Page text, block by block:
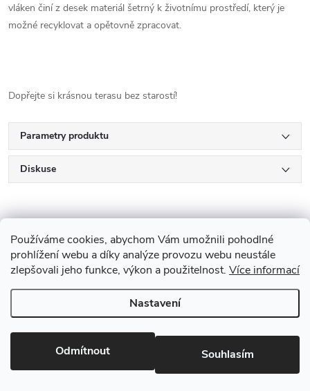
Používáme cookies, abychom Vám umožnili pohodlné
prohlížení webu a díky analýze provozu webu neustále
zlepšovali jeho funkce, výkon a použitelnost. Více informací
Nastavení
Odmítnout Souhlasím
vláken činí z desek materiál šetrný k životnímu prostředí, který je
možné recyklovat a opětovně zpracovat.
Dopřejte si krásnou terasu bez starostí!
Parametry produktu
Diskuse
Z
á
p
Drevobis Horoměřice. Všechna práva vyhrazena.
nastavení cookies